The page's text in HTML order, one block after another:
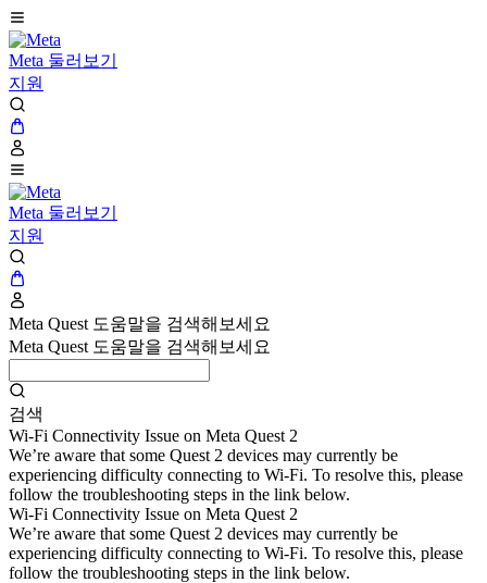
Meta 둘러보기
지원
Meta 둘러보기
지원
Meta Quest 도움말을 검색해보세요
Meta Quest 도움말을 검색해보세요
검색
Wi-Fi Connectivity Issue on Meta Quest 2
We’re aware that some Quest 2 devices may currently be
experiencing difficulty connecting to Wi-Fi. To resolve this, please
follow the troubleshooting steps in the link below.
Wi-Fi Connectivity Issue on Meta Quest 2
We’re aware that some Quest 2 devices may currently be
experiencing difficulty connecting to Wi-Fi. To resolve this, please
follow the troubleshooting steps in the link below.